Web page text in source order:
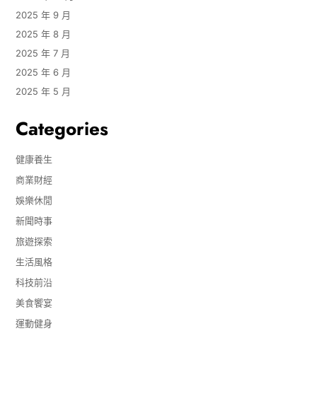
2025 年 9 月
2025 年 8 月
2025 年 7 月
2025 年 6 月
2025 年 5 月
Categories
健康養生
商業財經
娛樂休閒
新聞時事
旅遊探索
生活風格
科技前沿
美食饗宴
運動健身